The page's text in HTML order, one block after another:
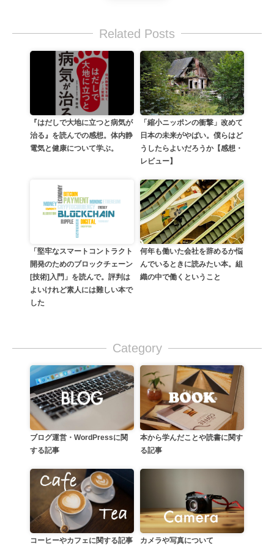
Related Posts
『はだしで大地に立つと病気が
治る』を読んでの感想。体内静
電気と健康について学ぶ。
「縮小ニッポンの衝撃」改めて
日本の未来がやばい。僕らはど
うしたらよいだろうか【感想・
レビュー】
「堅牢なスマートコントラクト
開発のためのブロックチェーン
[技術]入門」を読んで。評判は
よいけれど素人には難しい本で
した
何年も働いた会社を辞めるか悩
んでいるときに読みたい本。組
織の中で働くということ
Category
ブログ運営・WordPressに関
する記事
本から学んだことや読書に関す
る記事
コーヒーやカフェに関する記事 カメラや写真について